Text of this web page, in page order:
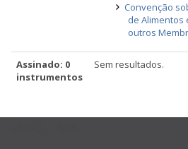
Convenção
de Alimentos
outros
Assinado: 0
instrumentos
Sem resultados.